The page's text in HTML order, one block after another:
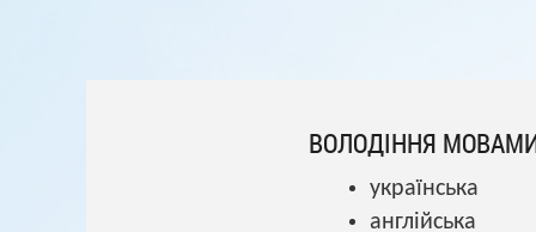
ВОЛОДІННЯ
українська
англійська